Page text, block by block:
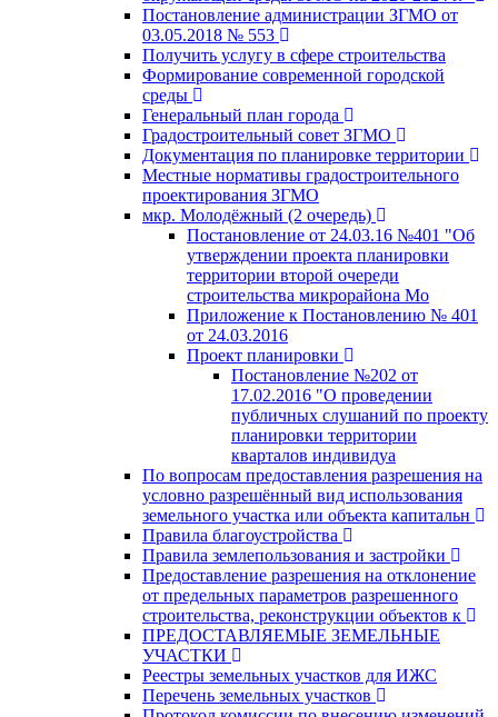
Постановление администрации ЗГМО от
03.05.2018 № 553
Получить услугу в сфере строительства
Формирование современной городской
среды
Генеральный план города
Градостроительный совет ЗГМО
Документация по планировке территории
Местные нормативы градостроительного
проектирования ЗГМО
мкр. Молодёжный (2 очередь)
Постановление от 24.03.16 №401 "Об
утверждении проекта планировки
территории второй очереди
строительства микрорайона Мо
Приложение к Постановлению № 401
от 24.03.2016
Проект планировки
Постановление №202 от
17.02.2016 "О проведении
публичных слушаний по проекту
планировки территории
кварталов индивидуа
По вопросам предоставления разрешения на
условно разрешённый вид использования
земельного участка или объекта капитальн
Правила благоустройства
Правила землепользования и застройки
Предоставление разрешения на отклонение
от предельных параметров разрешенного
строительства, реконструкции объектов к
ПРЕДОСТАВЛЯЕМЫЕ ЗЕМЕЛЬНЫЕ
УЧАСТКИ
Реестры земельных участков для ИЖС
Перечень земельных участков